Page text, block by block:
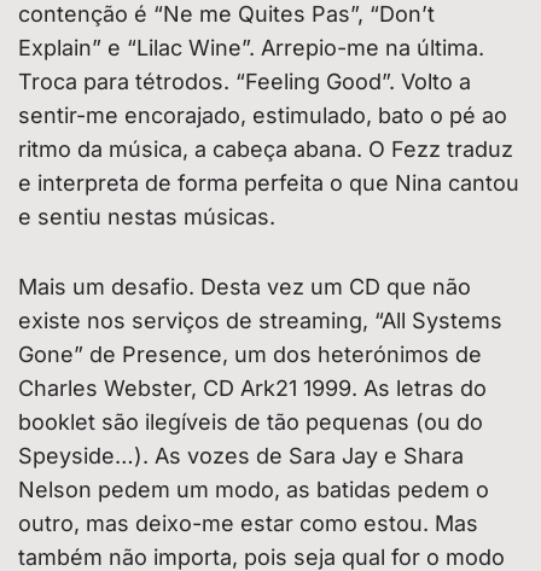
contenção é “Ne me Quites Pas”, “Don’t
Explain” e “Lilac Wine”. Arrepio-me na última.
Troca para tétrodos. “Feeling Good”. Volto a
sentir-me encorajado, estimulado, bato o pé ao
ritmo da música, a cabeça abana. O Fezz traduz
e interpreta de forma perfeita o que Nina cantou
e sentiu nestas músicas.
Mais um desafio. Desta vez um CD que não
existe nos serviços de streaming, “All Systems
Gone” de Presence, um dos heterónimos de
Charles Webster, CD Ark21 1999. As letras do
booklet são ilegíveis de tão pequenas (ou do
Speyside…). As vozes de Sara Jay e Shara
Nelson pedem um modo, as batidas pedem o
outro, mas deixo-me estar como estou. Mas
também não importa, pois seja qual for o modo